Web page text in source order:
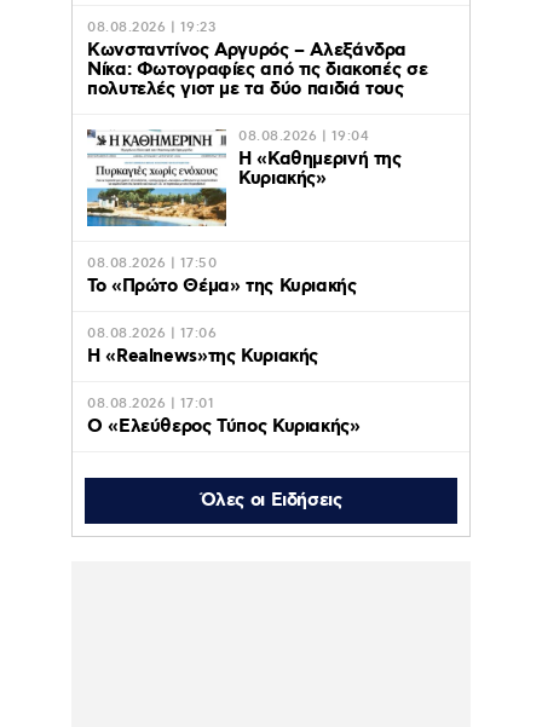
08.08.2026 | 19:23
Κωνσταντίνος Αργυρός – Αλεξάνδρα
Νίκα: Φωτογραφίες από τις διακοπές σε
πολυτελές γιοτ με τα δύο παιδιά τους
08.08.2026 | 19:04
H «Καθημερινή της
Κυριακής»
08.08.2026 | 17:50
Το «Πρώτο Θέμα» της Κυριακής
08.08.2026 | 17:06
Η «Realnews»της Κυριακής
08.08.2026 | 17:01
Ο «Eλεύθερος Τύπος Κυριακής»
08.08.2026 | 16:45
Το «Documento» της
Κυριακής
Όλες οι Ειδήσεις